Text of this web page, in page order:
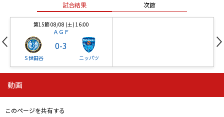
試合結果 次節
第15節 08/08 (土) 16:00
ＡＧＦ
Ｓ世田谷
0-3
ニッパツ
ニッパツ
-
石人の星
動画
このページを共有する